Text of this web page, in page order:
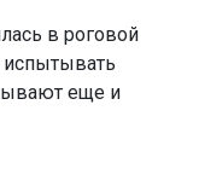
в роговой
испытывать
еще и